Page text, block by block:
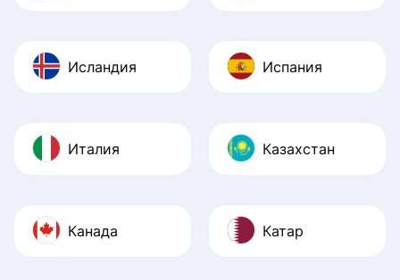
Исландия Испания
Италия Казахстан
Канада Катар